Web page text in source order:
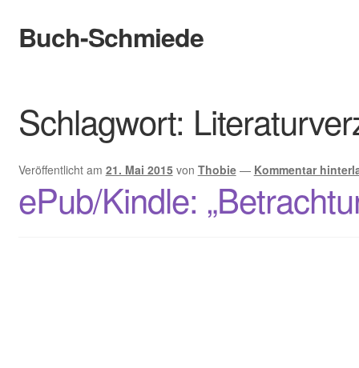
Zur
Navigation
Zum
Inhalt
Buch-Schmiede
Cookie-Richtlinie (EU)
Datenschutzerklärung
Infos
Schlagwort:
Veröffentlicht am 21. Mai 2015 von Thobie — Kommentar
ePub/Kindle: